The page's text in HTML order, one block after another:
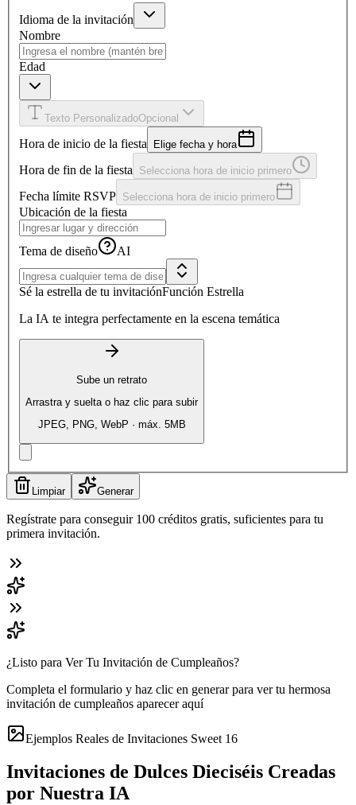
Idioma de la invitación
Nombre
Edad
Texto PersonalizadoOpcional
Hora de inicio de la fiesta Elige fecha y hora
Hora de fin de la fiesta Selecciona hora de inicio primero
Fecha límite RSVP Selecciona hora de inicio primero
Ubicación de la fiesta
Tema de diseño AI
Sé la estrella de tu invitaciónFunción Estrella
La IA te integra perfectamente en la escena temática
Sube un retrato
Arrastra y suelta o haz clic para subir
JPEG, PNG, WebP · máx. 5MB
Limpiar Generar
Regístrate para conseguir 100 créditos gratis, suficientes para tu
primera invitación.
¿Listo para Ver Tu Invitación de Cumpleaños?
Completa el formulario y haz clic en generar para ver tu hermosa
invitación de cumpleaños aparecer aquí
Ejemplos Reales de Invitaciones Sweet 16
Invitaciones de Dulces Dieciséis Creadas
por Nuestra IA